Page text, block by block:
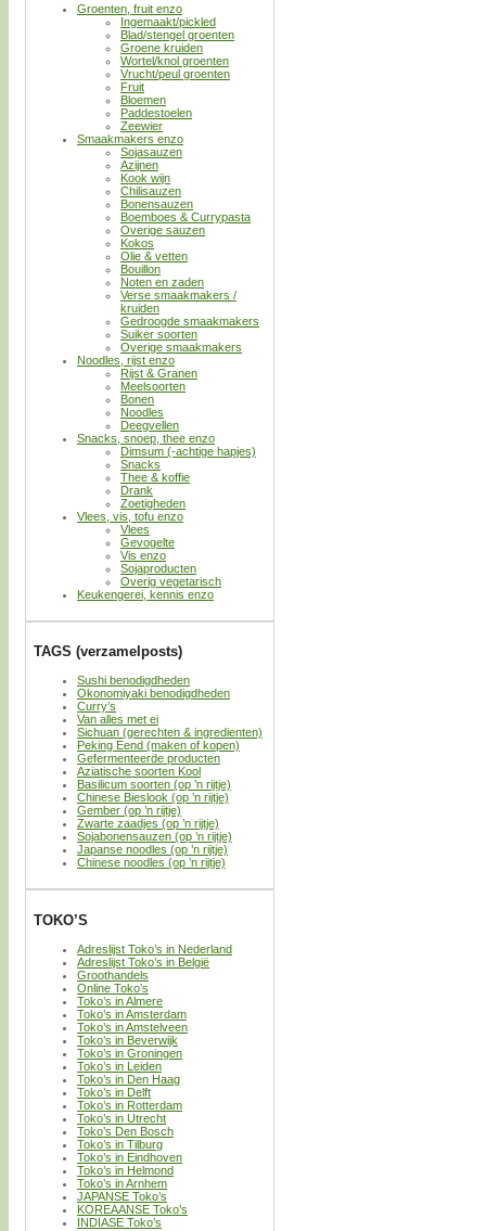
Groenten, fruit enzo
Ingemaakt/pickled
Blad/stengel groenten
Groene kruiden
Wortel/knol groenten
Vrucht/peul groenten
Fruit
Bloemen
Paddestoelen
Zeewier
Smaakmakers enzo
Sojasauzen
Azijnen
Kook wijn
Chilisauzen
Bonensauzen
Boemboes & Currypasta
Overige sauzen
Kokos
Olie & vetten
Bouillon
Noten en zaden
Verse smaakmakers /
kruiden
Gedroogde smaakmakers
Suiker soorten
Overige smaakmakers
Noodles, rijst enzo
Rijst & Granen
Meelsoorten
Bonen
Noodles
Deegvellen
Snacks, snoep, thee enzo
Dimsum (-achtige hapjes)
Snacks
Thee & koffie
Drank
Zoetigheden
Vlees, vis, tofu enzo
Vlees
Gevogelte
Vis enzo
Sojaproducten
Overig vegetarisch
Keukengerei, kennis enzo
TAGS (verzamelposts)
Sushi benodigdheden
Okonomiyaki benodigdheden
Curry’s
Van alles met ei
Sichuan (gerechten & ingredienten)
Peking Eend (maken of kopen)
Gefermenteerde producten
Aziatische soorten Kool
Basilicum soorten (op ’n rijtje)
Chinese Bieslook (op ’n rijtje)
Gember (op ’n rijtje)
Zwarte zaadjes (op ’n rijtje)
Sojabonensauzen (op ’n rijtje)
Japanse noodles (op ’n rijtje)
Chinese noodles (op ’n rijtje)
TOKO’S
Adreslijst Toko’s in Nederland
Adreslijst Toko’s in België
Groothandels
Online Toko’s
Toko’s in Almere
Toko’s in Amsterdam
Toko’s in Amstelveen
Toko’s in Beverwijk
Toko’s in Groningen
Toko’s in Leiden
Toko’s in Den Haag
Toko’s in Delft
Toko’s in Rotterdam
Toko’s in Utrecht
Toko’s Den Bosch
Toko’s in Tilburg
Toko’s in Eindhoven
Toko’s in Helmond
Toko’s in Arnhem
JAPANSE Toko’s
KOREAANSE Toko’s
INDIASE Toko’s